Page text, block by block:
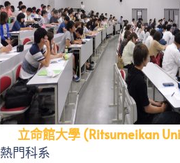
立命館大學 (Ritsumeikan
熱門科系